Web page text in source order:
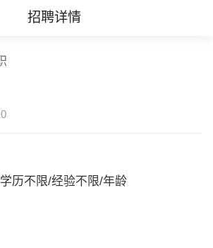
招聘详情
历不限/经验不限/年龄